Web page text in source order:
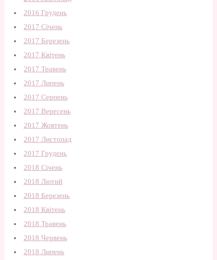
2016 Грудень
2017 Січень
2017 Березень
2017 Квітень
2017 Травень
2017 Липень
2017 Серпень
2017 Вересень
2017 Жовтень
2017 Листопад
2017 Грудень
2018 Січень
2018 Лютий
2018 Березень
2018 Квітень
2018 Травень
2018 Червень
2018 Липень